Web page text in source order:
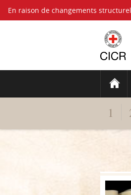
En raison de changements
1